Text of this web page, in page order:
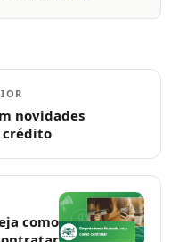
novidades
crédito
como